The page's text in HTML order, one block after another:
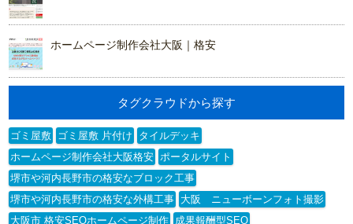
ホームページ制作会社大阪｜格安
タグクラウドから探す
ゴミ屋敷 ゴミ屋敷 片付け
タイルデッキ
ホームページ制作会社大阪格安 ポータルサイト
堺市や河内長野市の格安なブロック工事
堺市や河内長野市の格安な外構工事 大阪 ニューボーンフォト撮影
大阪市 格安SEOホームページ制作 成果報酬型SEO